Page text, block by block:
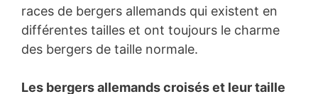
races de bergers allemands qui existent en
différentes tailles et ont toujours le charme
des bergers de taille normale.
Les bergers allemands croisés et leur taille